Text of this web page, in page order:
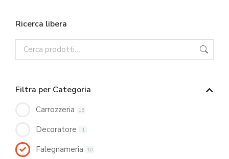
Ricerca libera
Filtra per Categoria
Carrozzeria 15
Decoratore 1
Falegnameria 10